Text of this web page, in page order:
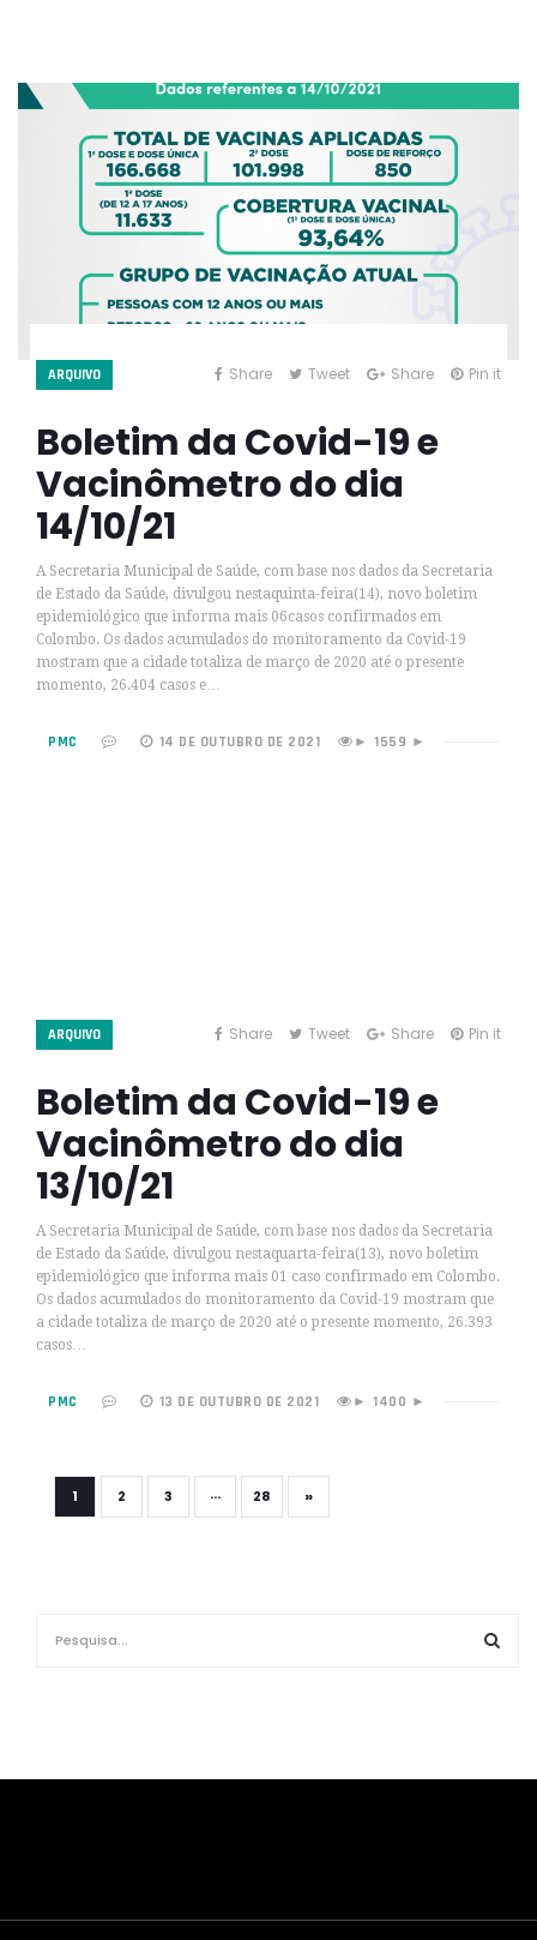
ARQUIVO Share Tweet Share Pin it
Boletim da Covid-19 e
Vacinômetro do dia
14/10/21
A Secretaria Municipal de Saúde, com base nos dados da Secretaria
de Estado da Saúde, divulgou nestaquinta-feira(14), novo boletim
epidemiológico que informa mais 06casos confirmados em
Colombo. Os dados acumulados do monitoramento da Covid-19
mostram que a cidade totaliza de março de 2020 até o presente
momento, 26.404 casos e…
PMC 14 DE OUTUBRO DE 2021 ► 1559 ►
ARQUIVO Share Tweet Share Pin it
Boletim da Covid-19 e
Vacinômetro do dia
13/10/21
A Secretaria Municipal de Saúde, com base nos dados da Secretaria
de Estado da Saúde, divulgou nestaquarta-feira(13), novo boletim
epidemiológico que informa mais 01 caso confirmado em Colombo.
Os dados acumulados do monitoramento da Covid-19 mostram que
a cidade totaliza de março de 2020 até o presente momento, 26.393
casos…
PMC 13 DE OUTUBRO DE 2021 ► 1400 ►
1 2 3 ··· 28 »